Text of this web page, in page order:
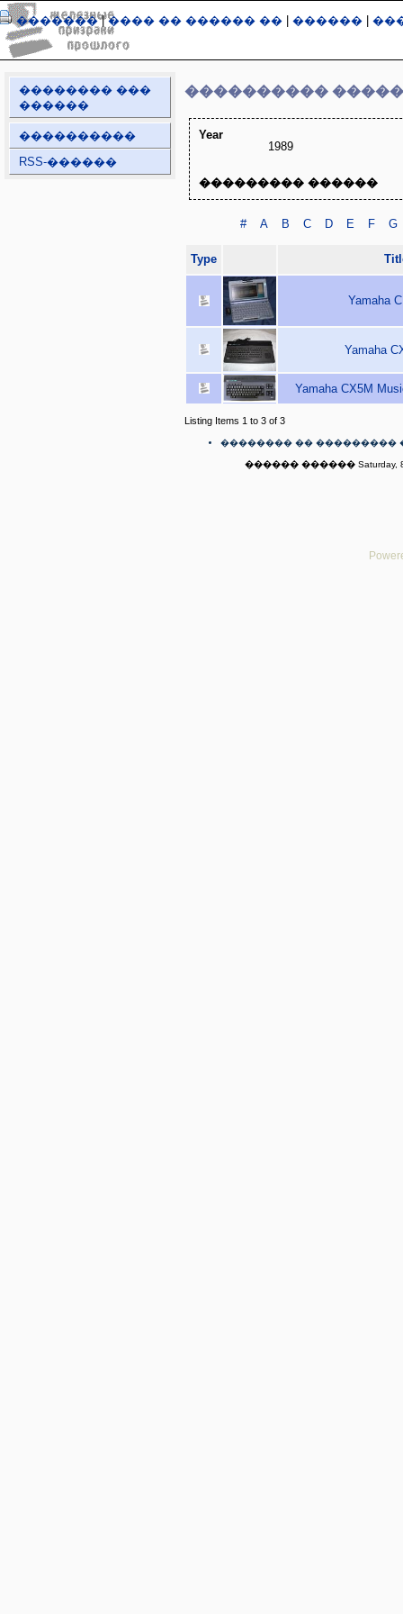
�������|���� �� ������ �� ������
�������� ���
������
����������
RSS-������
����������
Year
1989
��������� ������
# A B C D E F G
Type
Yamaha
Yamaha
Yamaha CX5M
Listing Items 1 to 3 of 3
�������� �� ���������
������ ������ Saturday,